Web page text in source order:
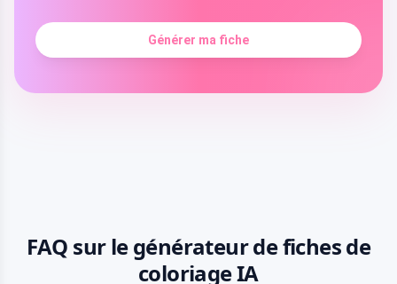
Générer ma fiche
FAQ sur le générateur de fiches de
coloriage IA